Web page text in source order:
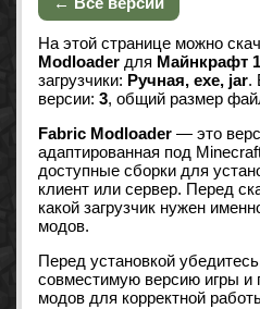
На этой странице можно
Modloader для Майнкрафт
загрузчики: Ручная, exe, jar.
версии: 3, общий размер
Fabric Modloader — это
адаптированная под
доступные сборки для
клиент или сервер. Перед
какой загрузчик нужен
модов.
Перед установкой
совместимую версию игры и
модов для корректной